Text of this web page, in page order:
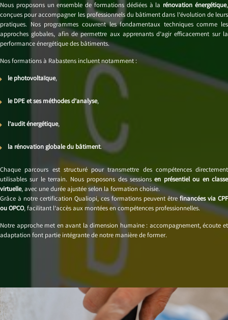
Nous proposons un ensemble de formations dédiées à la rénovation énergétique,
conçues pour accompagner les professionnels du bâtiment dans l’évolution de leurs
pratiques. Nos programmes couvrent les fondamentaux techniques comme les
approches globales, afin de permettre aux apprenants d’agir efficacement sur la
performance énergétique des bâtiments.
Nos formations à Rabastens incluent notamment :
le photovoltaïque,
le DPE et ses méthodes d’analyse,
l’audit énergétique,
la rénovation globale du bâtiment.
Chaque parcours est structuré pour transmettre des compétences directement
utilisables sur le terrain. Nous proposons des sessionsen présentiel ou en classe
virtuelle, avec une durée ajustée selon la formation choisie.
Grâce à notre certification Qualiopi, ces formations peuvent êtrefinancées via CPF
ou OPCO, facilitant l’accès aux montées en compétences professionnelles.
Notre approche met en avant la dimension humaine : accompagnement, écoute et
adaptation font partie intégrante de notre manière de former.